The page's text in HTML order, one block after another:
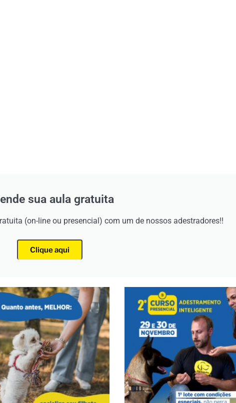
sua aula gratuita
(on-line ou presencial) com um de nossos adestradores!!
Clique aqui